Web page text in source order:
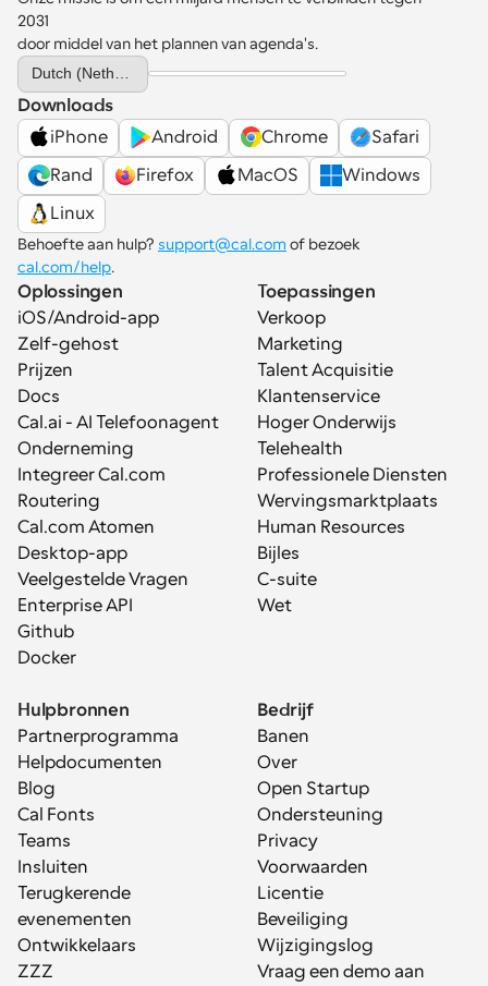
2031
door middel van het plannen van agenda's.
Select Language
Dutch (Netherlands)
Downloads
iPhone
Android Chrome
Safari
Rand
Firefox MacOS
Windows
Linux
Behoefte aan hulp? support@cal.com
cal.com/help.
Oplossingen
iOS/Android-app
Zelf-gehost
Prijzen
Docs
Cal.ai - AI Telefoonagent
Onderneming
Integreer Cal.com
Routering
Cal.com Atomen
Desktop-app
Veelgestelde Vragen
Enterprise API
Github
Docker
Toepassingen
Verkoop
Marketing
Talent Acquisitie
Klantenservice
Hoger Onderwijs
Telehealth
Professionele Diensten
Wervingsmarktplaats
Human Resources
Bijles
C-suite
Wet
Hulpbronnen
Partnerprogramma
Helpdocumenten
Blog
Cal Fonts
Teams
Insluiten
Terugkerende
evenementen
Ontwikkelaars
ZZZ
Bedrijf
Banen
Over
Open Startup
Ondersteuning
Privacy
Voorwaarden
Licentie
Beveiliging
Wijzigingslog
Vraag een demo aan